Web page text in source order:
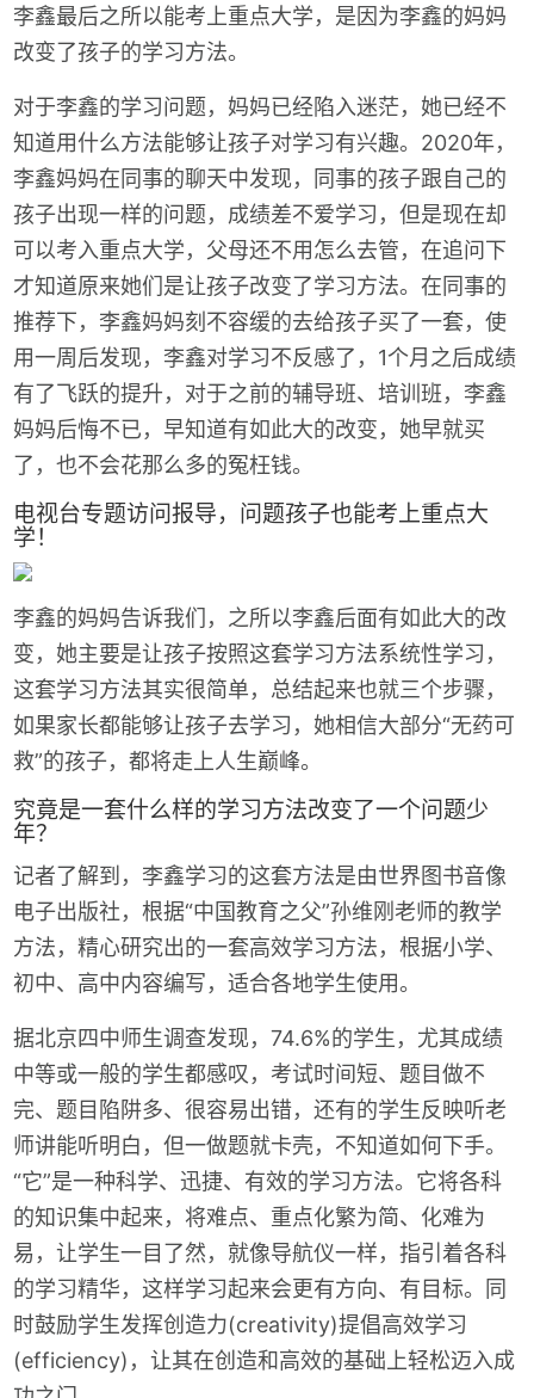
李鑫最后之所以能考上重点大学，是因为李鑫的妈妈
改变了孩子的学习方法。
对于李鑫的学习问题，妈妈已经陷入迷茫，她已经不
知道用什么方法能够让孩子对学习有兴趣。2020年，
李鑫妈妈在同事的聊天中发现，同事的孩子跟自己的
孩子出现一样的问题，成绩差不爱学习，但是现在却
可以考入重点大学，父母还不用怎么去管，在追问下
才知道原来她们是让孩子改变了学习方法。在同事的
推荐下，李鑫妈妈刻不容缓的去给孩子买了一套，使
用一周后发现，李鑫对学习不反感了，1个月之后成绩
有了飞跃的提升，对于之前的辅导班、培训班，李鑫
妈妈后悔不已，早知道有如此大的改变，她早就买
了，也不会花那么多的冤枉钱。
电视台专题访问报导，问题孩子也能考上重点大
学！
李鑫的妈妈告诉我们，之所以李鑫后面有如此大的改
变，她主要是让孩子按照这套学习方法系统性学习，
这套学习方法其实很简单，总结起来也就三个步骤，
如果家长都能够让孩子去学习，她相信大部分“无药可
救”的孩子，都将走上人生巅峰。
究竟是一套什么样的学习方法改变了一个问题少
年？
记者了解到，李鑫学习的这套方法是由世界图书音像
电子出版社，根据“中国教育之父”孙维刚老师的教学
方法，精心研究出的一套高效学习方法，根据小学、
初中、高中内容编写，适合各地学生使用。
据北京四中师生调查发现，74.6%的学生，尤其成绩
中等或一般的学生都感叹，考试时间短、题目做不
完、题目陷阱多、很容易出错，还有的学生反映听老
师讲能听明白，但一做题就卡壳，不知道如何下手。
“它”是一种科学、迅捷、有效的学习方法。它将各科
的知识集中起来，将难点、重点化繁为简、化难为
易，让学生一目了然，就像导航仪一样，指引着各科
的学习精华，这样学习起来会更有方向、有目标。同
时鼓励学生发挥创造力(creativity)提倡高效学习
(efficiency)，让其在创造和高效的基础上轻松迈入成